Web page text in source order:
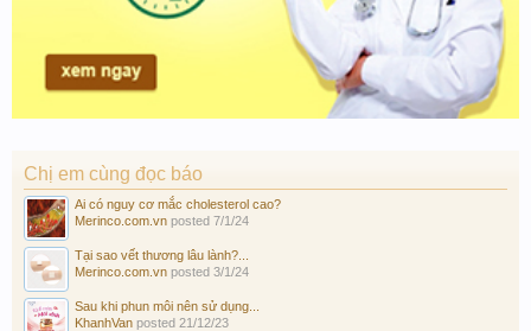
Chị em cùng đọc báo
Ai có nguy cơ mắc cholesterol cao?
Merinco.com.vn posted 7/1/24
Tại sao vết thương lâu lành?...
Merinco.com.vn posted 3/1/24
Sau khi phun môi nên sử dụng...
KhanhVan posted 21/12/23